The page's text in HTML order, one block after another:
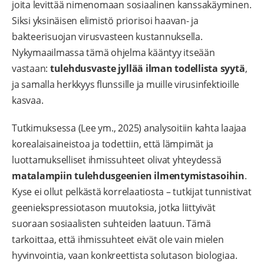
joita levittää nimenomaan sosiaalinen kanssakäyminen.
Siksi yksinäisen elimistö priorisoi haavan- ja
bakteerisuojan virusvasteen kustannuksella.
Nykymaailmassa tämä ohjelma kääntyy itseään
vastaan: tulehdusvaste jyllää ilman todellista syytä,
ja samalla herkkyys flunssille ja muille virusinfektioille
kasvaa.
Tutkimuksessa (Lee ym., 2025) analysoitiin kahta laajaa
korealaisaineistoa ja todettiin, että lämpimät ja
luottamukselliset ihmissuhteet olivat yhteydessä
matalampiin tulehdusgeenien ilmentymistasoihin.
Kyse ei ollut pelkästä korrelaatiosta – tutkijat tunnistivat
geeniekspressiotason muutoksia, jotka liittyivät
suoraan sosiaalisten suhteiden laatuun. Tämä
tarkoittaa, että ihmissuhteet eivät ole vain mielen
hyvinvointia, vaan konkreettista solutason biologiaa.